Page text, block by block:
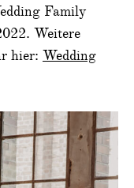
Family
Weitere
hier: Wedding